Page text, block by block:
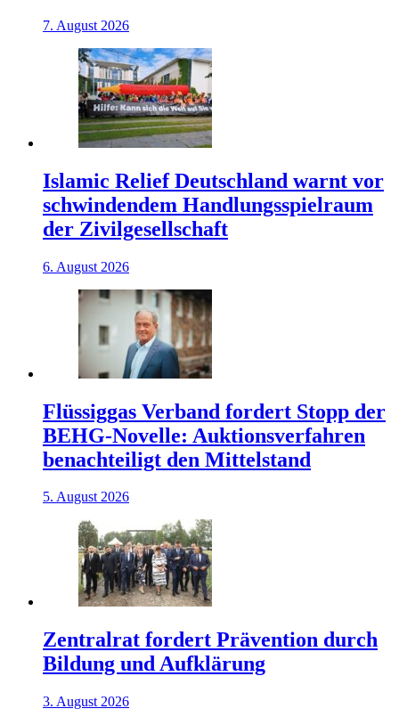
7. August 2026
Islamic Relief Deutschland warnt vor
schwindendem Handlungsspielraum
der Zivilgesellschaft
6. August 2026
Flüssiggas Verband fordert Stopp der
BEHG-Novelle: Auktionsverfahren
benachteiligt den Mittelstand
5. August 2026
Zentralrat fordert Prävention durch
Bildung und Aufklärung
3. August 2026